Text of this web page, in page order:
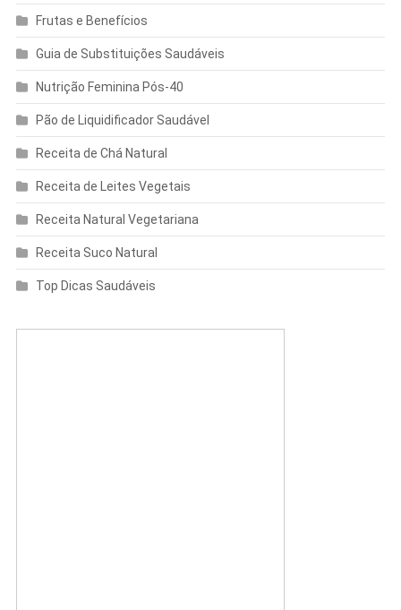
Frutas e Benefícios
Guia de Substituições Saudáveis
Nutrição Feminina Pós-40
Pão de Liquidificador Saudável
Receita de Chá Natural
Receita de Leites Vegetais
Receita Natural Vegetariana
Receita Suco Natural
Top Dicas Saudáveis